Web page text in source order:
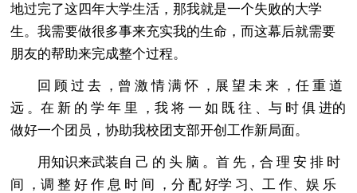
地过完了这四年大学生活，那我就是一个失败的大学
生。我需要做很多事来充实我的生命，而这幕后就需要
朋友的帮助来完成整个过程。
回 顾 过 去 ，曾 激 情 满 怀 ，展 望 未 来 ，任 重 道
远 。在 新 的 学 年 里 ，我 将 一 如 既 往 、与 时 俱 进的
做好一个团员，协助我校团支部开创工作新局面。
用知识来武装自 己 的 头 脑 。首 先，合 理 安 排 时
间 ，调 整 好 作 息 时 间 ，分 配 好学 习、工 作、娱 乐